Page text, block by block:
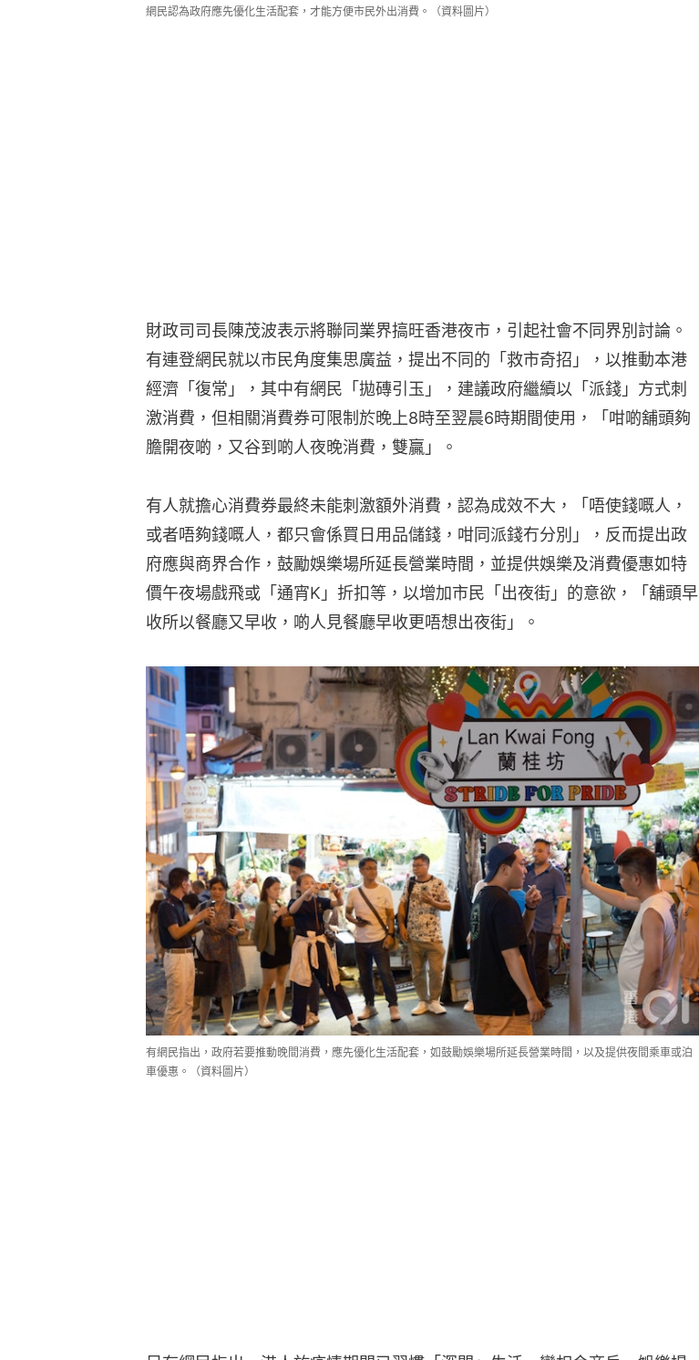
網民認為政府應先優化生活配套，才能方便市民外出消費。（資料圖片）
財政司司長陳茂波表示將聯同業界搞旺香港夜市，引起社會不同界別討論。
有連登網民就以市民角度集思廣益，提出不同的「救市奇招」，以推動本港
經濟「復常」，其中有網民「拋磚引玉」，建議政府繼續以「派錢」方式刺
激消費，但相關消費券可限制於晚上8時至翌晨6時期間使用，「咁啲舖頭夠
膽開夜啲，又谷到啲人夜晚消費，雙贏」。
有人就擔心消費券最終未能刺激額外消費，認為成效不大，「唔使錢嘅人，
或者唔夠錢嘅人，都只會係買日用品儲錢，咁同派錢冇分別」，反而提出政
府應與商界合作，鼓勵娛樂場所延長營業時間，並提供娛樂及消費優惠如特
價午夜場戲飛或「通宵K」折扣等，以增加市民「出夜街」的意欲，「舖頭早
收所以餐廳又早收，啲人見餐廳早收更唔想出夜街」。
有網民指出，政府若要推動晚間消費，應先優化生活配套，如鼓勵娛樂場所延長營業時間，以及提供夜間乘車或泊
車優惠。（資料圖片）